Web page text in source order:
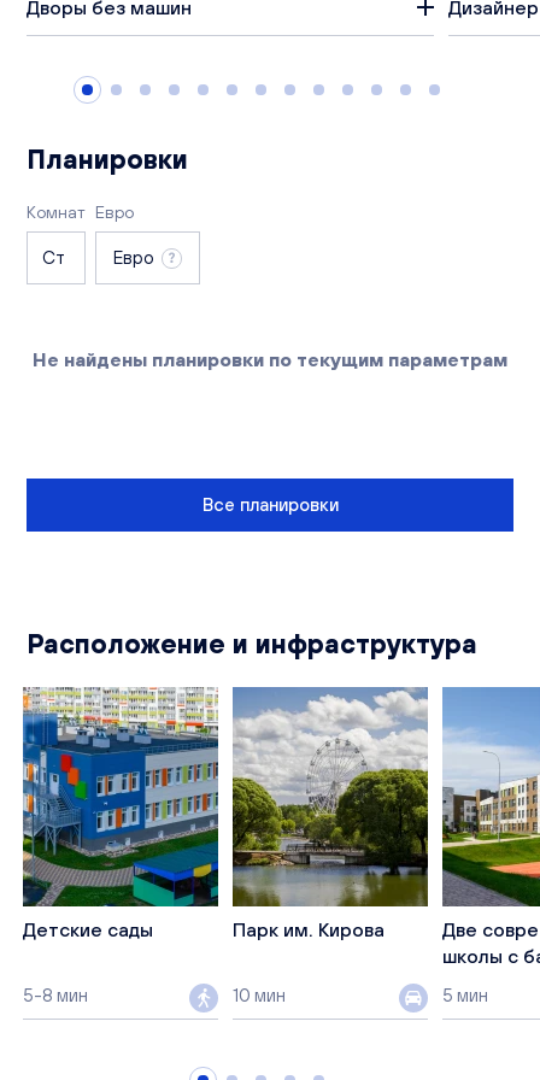
Вакансии
Дворы без машин
Планировки
Комнат
Ст
Евро
Евро
Все планировки
Не найдены планировки по текущим параметрам
Расположение и инфраструктура
Детские сады
5-8 мин
Парк им. Кирова
10 мин
Две
школы с
5 мин